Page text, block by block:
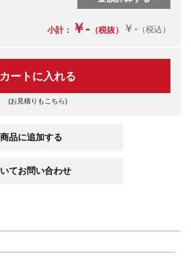
小計： ￥- （税抜） ￥- （税込）
カートに入れる
(お見積りもこちら)